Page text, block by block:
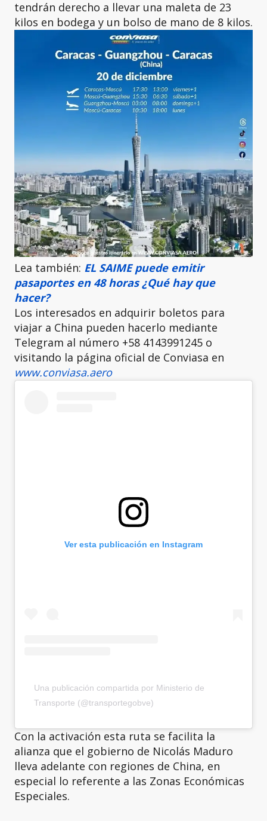
tendrán derecho a llevar una maleta de 23
kilos en bodega y un bolso de mano de 8 kilos.
Lea también: EL SAIME puede emitir
pasaportes en 48 horas ¿Qué hay que
hacer?
Los interesados en adquirir boletos para
viajar a China pueden hacerlo mediante
Telegram al número +58 4143991245 o
visitando la página oficial de Conviasa en
www.conviasa.aero
Ver esta publicación en Instagram
Una publicación compartida por Ministerio de
Transporte (@transportegobve)
Con la activación esta ruta se facilita la
alianza que el gobierno de Nicolás Maduro
lleva adelante con regiones de China, en
especial lo referente a las Zonas Económicas
Especiales.